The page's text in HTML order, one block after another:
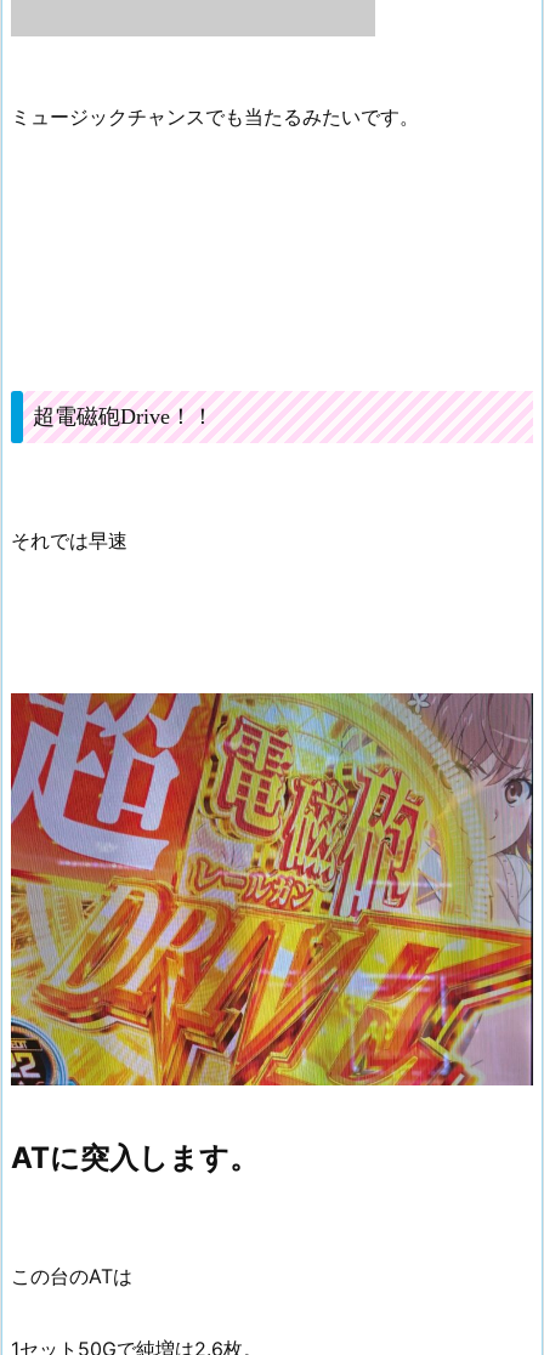
ミュージックチャンスでも当たるみたいです。
超電磁砲Drive！！
それでは早速
ATに突入します。
この台のATは
1セット50Gで純増は2.6枚。